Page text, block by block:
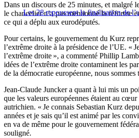
Les 28 repoussent la finalisation de
Dans un discours de 25 minutes, et malgré
le chancelier n’a pas mentionné la réforme
ce qui a déplu aux eurodéputés.
Pour certains, le gouvernement du Kurz
l’extrême droite à la présidence de l’UE. «
l’extrême droite », a commenté Phillip
idées de l’extrême droite contaminent les
de la démocratie européenne, nous sommes
Jean-Claude Juncker a quant à lui mis un
que les valeurs européennes étaient au
autrichien. « Je connais Sebastian Kurz
années et je sais qu’il est animé par les
en va de même pour le gouvernement
souligné.